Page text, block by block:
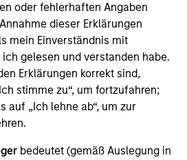
oder fehlerhaften Angaben
dieser Erklärungen
mein Einverständnis mit
ich gelesen und verstanden habe.
Erklärungen korrekt sind,
stimme zu“, um fortzufahren;
auf „Ich lehne ab“, um zur
bedeutet (gemäß Auslegung in
detail page for important
including additional risk